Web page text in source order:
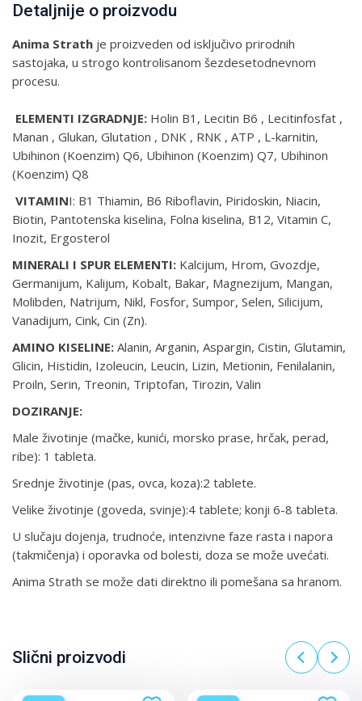
Detaljnije o proizvodu
Anima Strath je proizveden od isključivo prirodnih
sastojaka, u strogo kontrolisanom šezdesetodnevnom
procesu.
ELEMENTI IZGRADNJE: Holin B1, Lecitin B6 , Lecitinfosfat ,
Manan , Glukan, Glutation , DNK , RNK , ATP , L-karnitin,
Ubihinon (Koenzim) Q6, Ubihinon (Koenzim) Q7, Ubihinon
(Koenzim) Q8
VITAMINI: B1 Thiamin, B6 Riboflavin, Piridoskin, Niacin,
Biotin, Pantotenska kiselina, Folna kiselina, B12, Vitamin C,
Inozit, Ergosterol
MINERALI I SPUR ELEMENTI: Kalcijum, Hrom, Gvozdje,
Germanijum, Kalijum, Kobalt, Bakar, Magnezijum, Mangan,
Molibden, Natrijum, Nikl, Fosfor, Sumpor, Selen, Silicijum,
Vanadijum, Cink, Cin (Zn).
AMINO KISELINE: Alanin, Arganin, Aspargin, Cistin, Glutamin,
Glicin, Histidin, Izoleucin, Leucin, Lizin, Metionin, Fenilalanin,
Proiln, Serin, Treonin, Triptofan, Tirozin, Valin
DOZIRANJE:
Male životinje (mačke, kunići, morsko prase, hrčak, perad,
ribe): 1 tableta.
Srednje životinje (pas, ovca, koza):2 tablete.
Velike životinje (goveda, svinje):4 tablete; konji 6-8 tableta.
U slučaju dojenja, trudnoće, intenzivne faze rasta i napora
(takmičenja) i oporavka od bolesti, doza se može uvećati.
Anima Strath se može dati direktno ili pomešana sa hranom.
Slični proizvodi